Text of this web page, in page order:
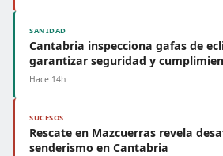
SANIDAD
Cantabria inspecciona gafas de
garantizar seguridad y
Hace 14h
SUCESOS
Rescate en Mazcuerras revela
senderismo en Cantabria